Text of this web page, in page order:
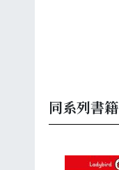
同系列書籍